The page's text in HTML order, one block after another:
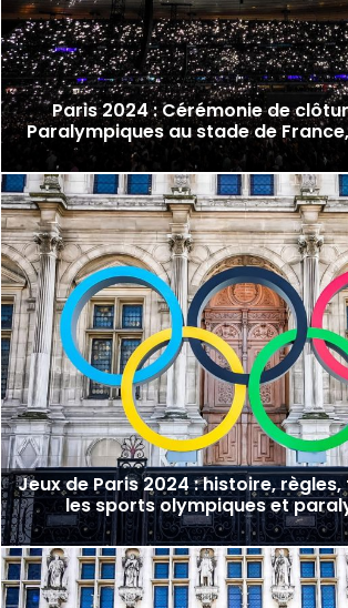
Paris 2024 : Cérémonie de
Paralympiques au stade de
Jeux de Paris 2024 : histoire,
les sports olympiques et